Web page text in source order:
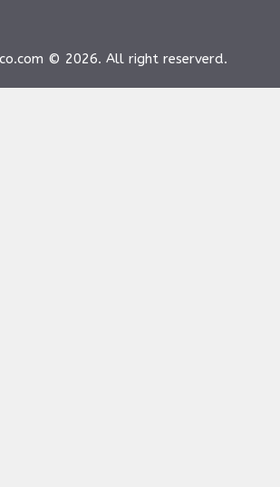
© 2026. All right reserverd.